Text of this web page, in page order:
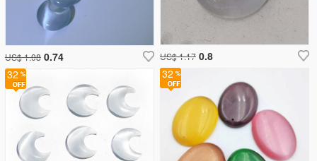
US$ 1.17 0.8
32
US$ 1.08 0.74
32